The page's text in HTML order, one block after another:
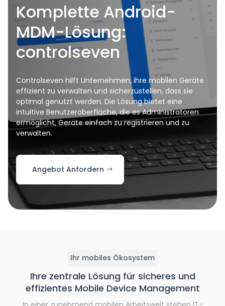
Komplette Android-
MDM-Lösung:
controlseven
Controlseven hilft Unternehmen, ihre mobilen Geräte
effizient zu verwalten und sicherzustellen, dass sie
optimal genutzt werden. Die Lösung bietet eine
intuitive Benutzeroberfläche, die es Administratoren
ermöglicht, Geräte einfach zu registrieren und zu
verwalten.
Angebot Anfordern
Ihr mobiles Ökosystem
Ihre zentrale Lösung für sicheres und
effizientes Mobile Device Management